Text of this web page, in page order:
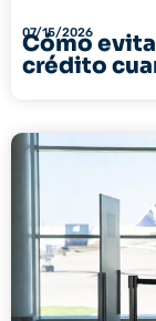
07/15/2026
Cómo
crédito